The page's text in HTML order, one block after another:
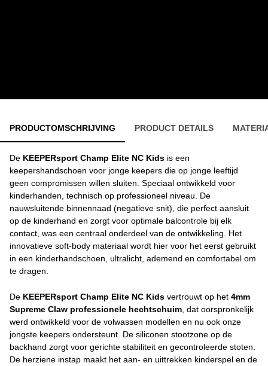
PRODUCTOMSCHRIJVING PRODUCT DETAILS
De KEEPERsport Champ Elite NC Kids is een
keepershandschoen voor jonge keepers die op jonge leeftijd
geen compromissen willen sluiten. Speciaal ontwikkeld voor
kinderhanden, technisch op professioneel niveau. De
nauwsluitende binnennaad (negatieve snit), die perfect aansluit
op de kinderhand en zorgt voor optimale balcontrole bij elk
contact, was een centraal onderdeel van de ontwikkeling. Het
innovatieve soft-body materiaal wordt hier voor het eerst gebruikt
in een kinderhandschoen, ultralicht, ademend en comfortabel om
te dragen.
De KEEPERsport Champ Elite NC Kids vertrouwt op het 4mm
Supreme Claw professionele hechtschuim , dat oorspronkelijk
werd ontwikkeld voor de volwassen modellen en nu ook onze
jongste keepers ondersteunt. De siliconen stootzone op de
backhand zorgt voor gerichte stabiliteit en gecontroleerde stoten.
De herziene instap maakt het aan- en uittrekken kinderspel en de